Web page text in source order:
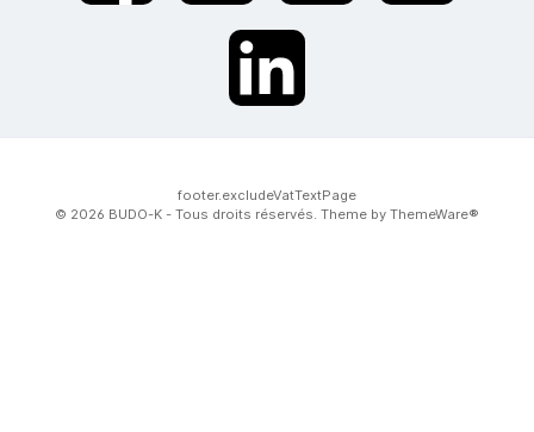
twt.widget.communities.linkedin.name
footer.excludeVatTextPage
© 2026 BUDO-K - Tous droits réservés. Theme by ThemeWare®